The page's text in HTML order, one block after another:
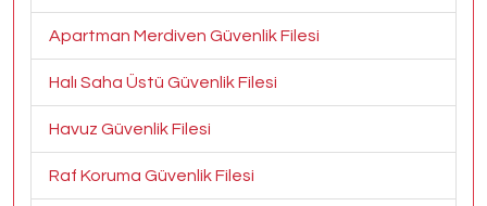
Apartman Merdiven Güvenlik Filesi
Halı Saha Üstü Güvenlik Filesi
Havuz Güvenlik Filesi
Raf Koruma Güvenlik Filesi